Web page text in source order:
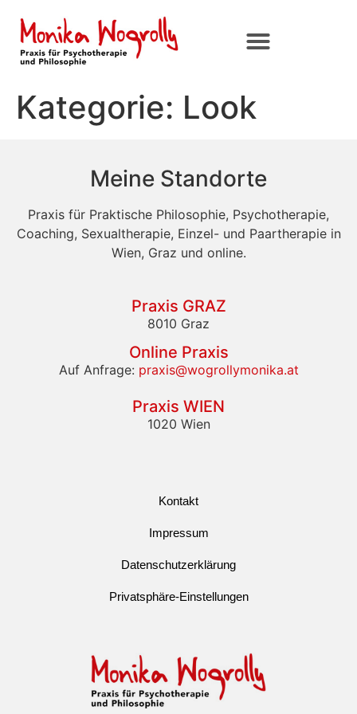
Kategorie: Look
Meine Standorte
Praxis für Praktische Philosophie, Psychotherapie,
Coaching, Sexualtherapie, Einzel- und Paartherapie in
Wien, Graz und online.
Praxis GRAZ
8010 Graz
Online Praxis
Auf Anfrage: praxis@wogrollymonika.at
Praxis WIEN
1020 Wien
Kontakt
Impressum
Datenschutzerklärung
Privatsphäre-Einstellungen